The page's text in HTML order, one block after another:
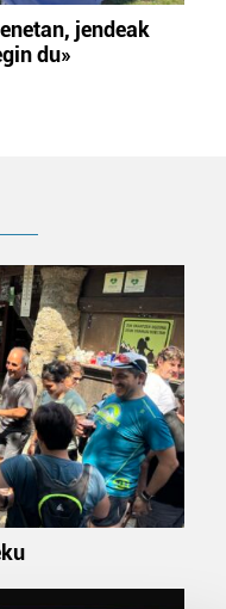
jendeak
du»